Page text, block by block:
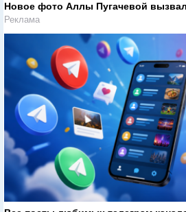
Новое фото Аллы Пугачевой
Реклама